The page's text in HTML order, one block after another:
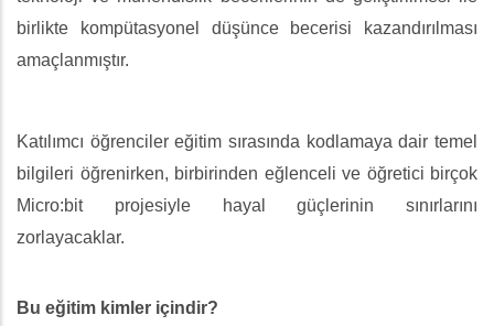
birlikte kompütasyonel düşünce becerisi kazandırılması
amaçlanmıştır.
Katılımcı öğrenciler eğitim sırasında kodlamaya dair temel
bilgileri öğrenirken, birbirinden eğlenceli ve öğretici birçok
Micro:bit projesiyle hayal güçlerinin sınırlarını
zorlayacaklar.
Bu eğitim kimler içindir?